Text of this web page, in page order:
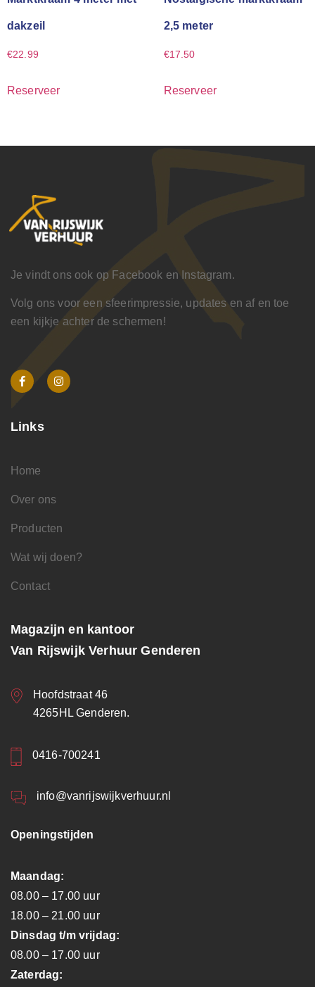
dakzeil
€22.99
Reserveer
2,5 meter
€17.50
Reserveer
Je vindt ons ook op Facebook en Instagram.
Volg ons voor een sfeerimpressie, updates en af en toe
een kijkje achter de schermen!
Links
Home
Over ons
Producten
Wat wij doen?
Contact
Magazijn en kantoor
Van Rijswijk Verhuur Genderen
Hoofdstraat 46
4265HL Genderen.
0416-700241
info@vanrijswijkverhuur.nl
Openingstijden
Maandag:
08.00 – 17.00 uur
18.00 – 21.00 uur
Dinsdag t/m vrijdag:
08.00 – 17.00 uur
Zaterdag: